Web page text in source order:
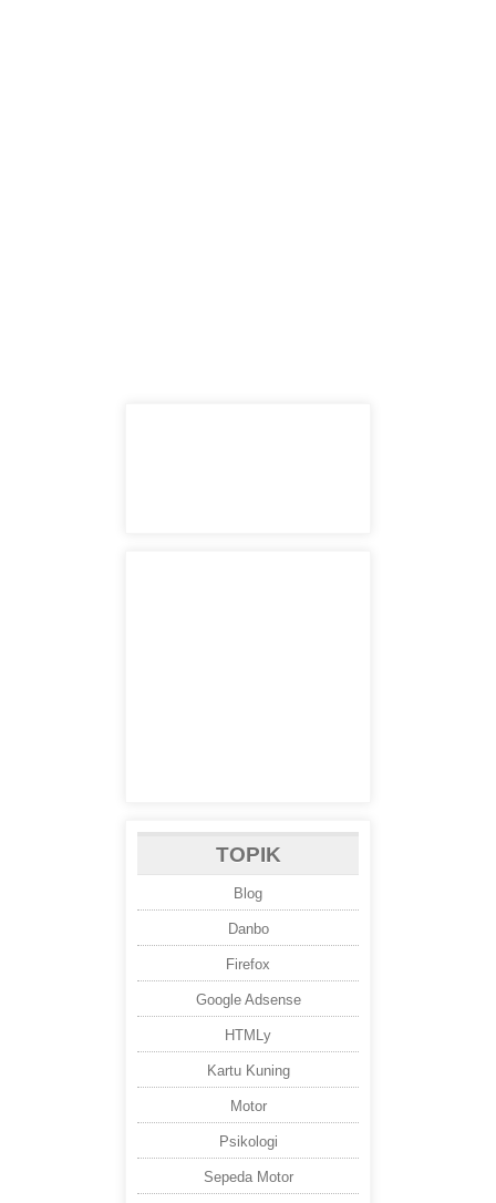
TOPIK
Blog
Danbo
Firefox
Google Adsense
HTMLy
Kartu Kuning
Motor
Psikologi
Sepeda Motor